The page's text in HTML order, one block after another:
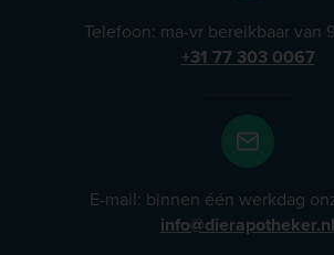
Telefoon: ma-vr bereikbaar van
+31 77 303 0067
E-mail: binnen één werkdag
info@dierapotheker.nl